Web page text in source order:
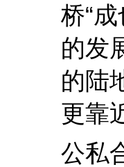
桥“
的发
的陆
更靠
公私